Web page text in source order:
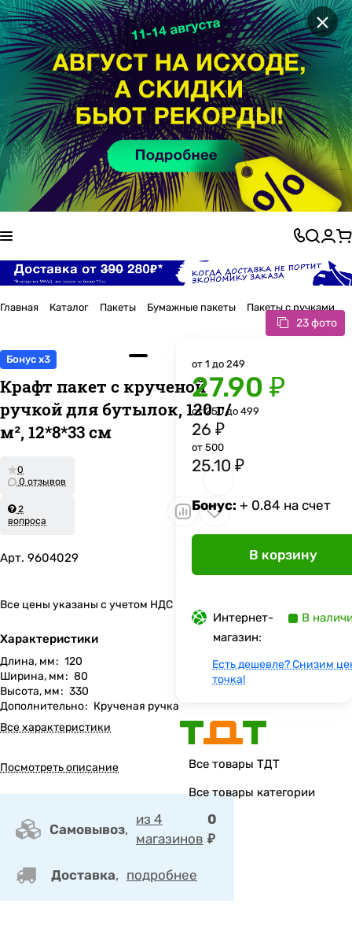
×
Главная Каталог Пакеты Бумажные пакеты Пакеты с ручками
23 фото
Бонус x3
Крафт пакет с крученой
ручкой для бутылок, 120 г/
м², 12*8*33 см
0
0 отзывов
2
вопроса
Арт. 9604029
Все цены указаны с учетом НДС
Характеристики
Длина, мм: 120
Ширина, мм: 80
Высота, мм: 330
Дополнительно: Крученая ручка
Все характеристики
Посмотреть описание
Самовывоз,
из 4
магазинов
0
₽
Доставка, подробнее
от 1 до 249
27.90 ₽
от 250 до 499
26 ₽
от 500
25.10 ₽
Бонус: + 0.84 на счет
В корзину
Интернет-
магазин:
В
Есть дешевле? Снизим
точка!
Все товары ТДТ
Все товары категории